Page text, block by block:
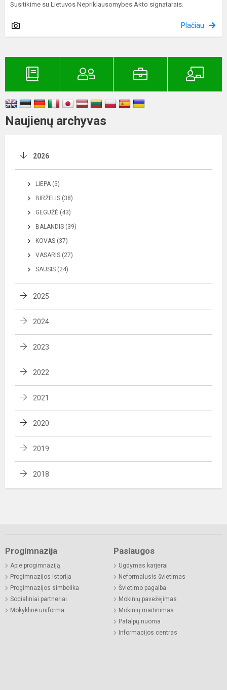
Susitikime su Lietuvos Nepriklausomybės Akto signatarais.
Plačiau
Naujienų archyvas
2026
LIEPA (5)
BIRŽELIS (38)
GEGUŽĖ (43)
BALANDIS (39)
KOVAS (37)
VASARIS (27)
SAUSIS (24)
2025
2024
2023
2022
2021
2020
2019
2018
Progimnazija
Apie progimnaziją
Progimnazijos istorija
Progimnazijos simbolika
Socialiniai partneriai
Mokyklinė uniforma
Paslaugos
Ugdymas karjerai
Neformalusis švietimas
Švietimo pagalba
Mokinių pavežėjimas
Mokinių maitinimas
Patalpų nuoma
Informacijos centras